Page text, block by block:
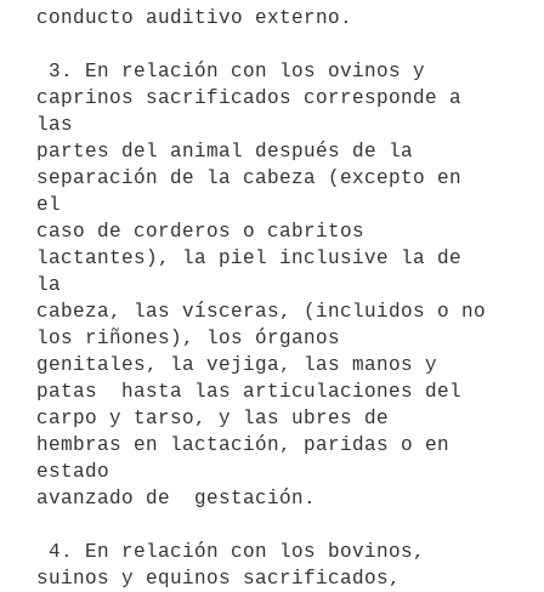
conducto auditivo externo.
caprinos sacrificados corresponde a
las
partes del animal después de la
separación de la cabeza (excepto en
el
caso de corderos o cabritos
lactantes), la piel inclusive la de
la
cabeza, las vísceras, (incluidos o no
los riñones), los órganos
genitales, la vejiga, las manos y
patas  hasta las articulaciones del
carpo y tarso, y las ubres de
hembras en lactación, paridas o en
estado
avanzado de  gestación.
suinos y equinos sacrificados,